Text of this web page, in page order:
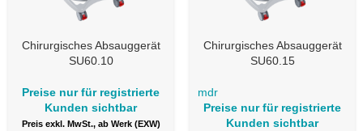
Chirurgisches Absauggerät
SU60.10
Preise nur für registrierte
Kunden sichtbar
Preis exkl. MwSt., ab Werk (EXW)
Chirurgisches Absauggerät
SU60.15
mdr
Preise nur für registrierte
Kunden sichtbar